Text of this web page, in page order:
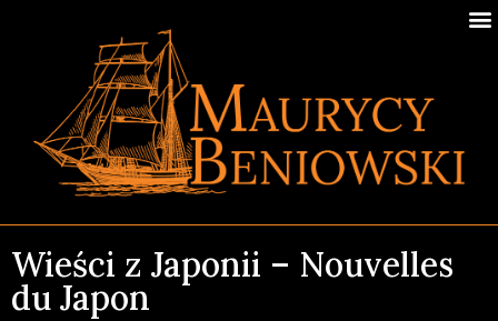
Wieści z Japonii – Nouvelles
du Japon